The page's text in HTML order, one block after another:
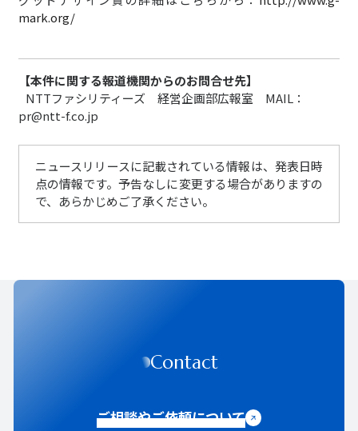
mark.org/
【本件に関する報道機関からのお問合せ先】
NTTファシリティーズ 経営企画部広報室 MAIL：
pr@ntt-f.co.jp
ニュースリリースに記載されている情報は、発表日時
点の情報です。予告なしに変更する場合がありますの
で、あらかじめご了承ください。
Contact
ご相談やご依頼について